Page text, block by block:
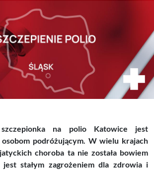
szczepionka na polio Katowice jest
osobom podróżującym. W wielu krajach
choroba ta nie została bowiem
stałym zagrożeniem dla zdrowia i